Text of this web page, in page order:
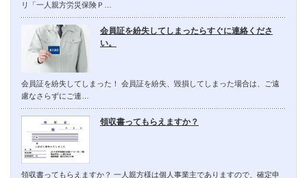
リ「一人親方労災保険Ｐ…
会員証を紛失してしまったらすぐに連絡くださ
い。
会員証を紛失してしまった！ 会員証を紛失、毀損してしまった場合は、ご遠
慮なさらずにご連…
領収書ってもらえますか？
領収書ってもらえますか？ 一人親方様は個人事業主でありますので、確定申